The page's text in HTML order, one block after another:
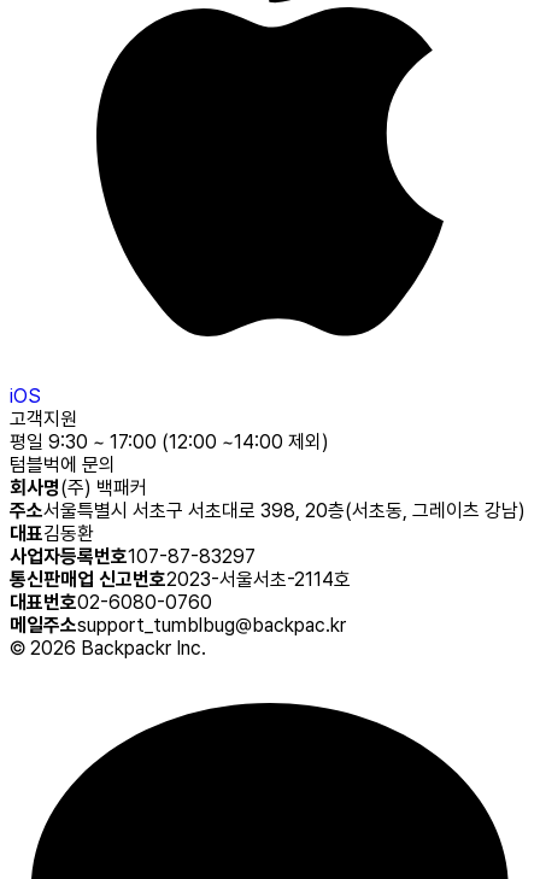
iOS
고객지원
평일 9:30 ~ 17:00 (12:00 ~14:00 제외)
텀블벅에 문의
회사명(주) 백패커
주소서울특별시 서초구 서초대로 398, 20층(서초동, 그레이츠 강남)
대표김동환
사업자등록번호107-87-83297
통신판매업 신고번호2023-서울서초-2114호
대표번호02-6080-0760
메일주소support_tumblbug@backpac.kr
© 2026 Backpackr Inc.